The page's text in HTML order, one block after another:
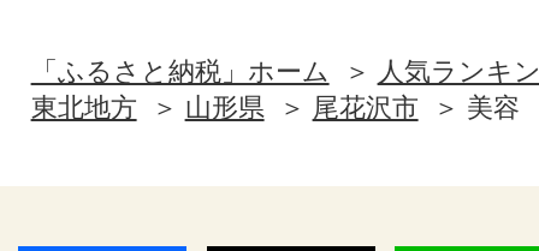
「ふるさと納税」ホーム
人気ランキ
東北地方
山形県 尾花沢市 美容